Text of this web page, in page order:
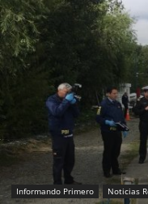
Informando Primero Noticias